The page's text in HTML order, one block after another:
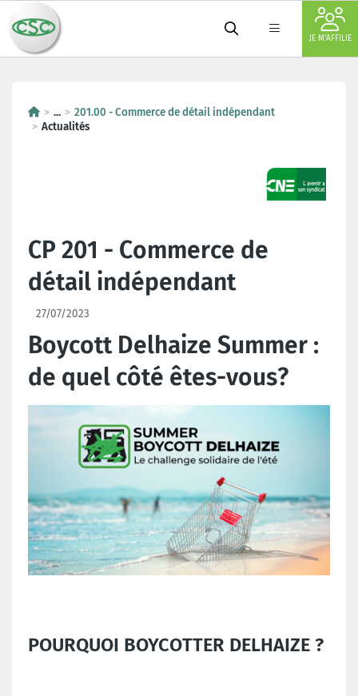
JE M'AFFILIE
...
201.00 - Commerce de détail indépendant
Actualités
CP 201 - Commerce de
détail indépendant
27/07/2023
Boycott Delhaize Summer :
de quel côté êtes-vous?
POURQUOI BOYCOTTER DELHAIZE ?